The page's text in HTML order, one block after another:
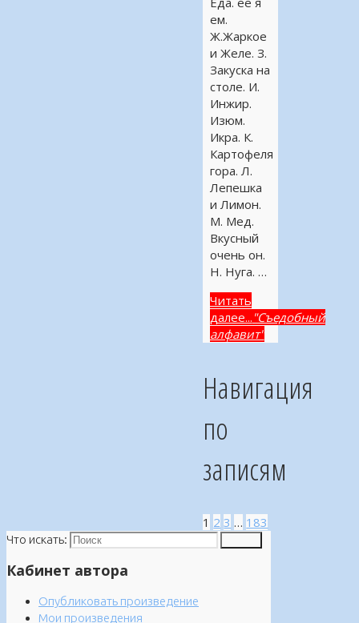
ем.
Ж.Жаркое
и Желе. З.
Закуска на
столе. И.
Инжир.
Изюм.
Икра. К.
Картофеля
гора. Л.
Лепешка
и Лимон.
М. Мед.
Вкусный
очень он.
Н. Нуга. …
Читать
далее... "Съедобный
алфавит"
Навигация
по
записям
1 2 3 … 183
Что искать:
Кабинет автора
Опубликовать произведение
Мои произведения